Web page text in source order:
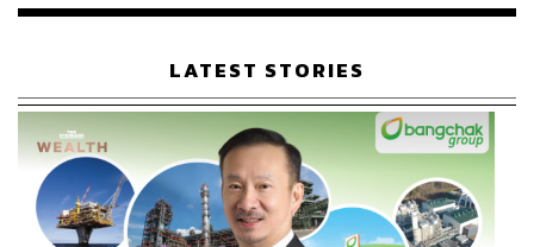
เรือนไทยที่ถูกซุกไว้
LATEST STORIES